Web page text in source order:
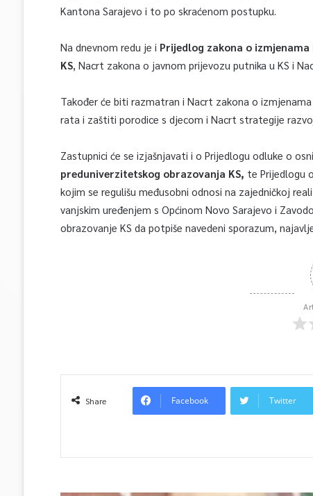
Kantona Sarajevo i to po skraćenom postupku.
Na dnevnom redu je i Prijedlog zakona o
KS, Nacrt zakona o javnom prijevozu putnika u KS i
Također će biti razmatran i Nacrt zakona o
rata i zaštiti porodice s djecom i Nacrt strategije
Zastupnici će se izjašnjavati i o Prijedlogu odluke o
preduniverzitetskog obrazovanja KS, te Prijedlogu
kojim se regulišu međusobni odnosi na zajedničkoj
vanjskim uređenjem s Općinom Novo Sarajevo i
obrazovanje KS da potpiše navedeni sporazum,
Share Facebook Twitter